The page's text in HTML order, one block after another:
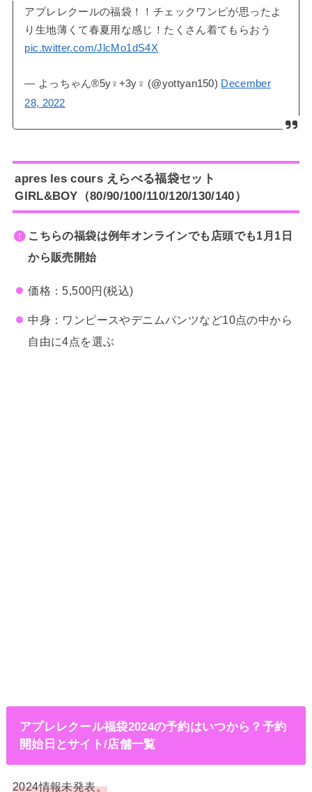
アプレレクールの福袋！！チェックワンピが思ったよ
り生地薄くて春夏用な感じ！たくさん着てもらおう
pic.twitter.com/JlcMo1dS4X
— よっちゃん®5y♀+3y♀ (@yottyan150) December
28, 2022
apres les coursえらべる福袋セット
GIRL&BOY（80/90/100/110/120/130/140）
こちらの福袋は例年オンラインでも店頭でも1月1日
から販売開始
価格：5,500円(税込)
中身：ワンピースやデニムパンツなど10点の中から
自由に4点を選ぶ
アプレレクール福袋2024の予約はいつから？予約
開始日とサイト/店舗一覧
2024情報未発表。